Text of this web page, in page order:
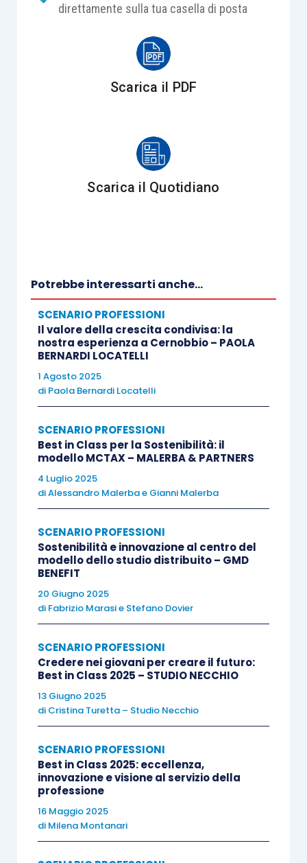
direttamente sulla tua casella di posta
Scarica il PDF
Scarica il Quotidiano
Potrebbe interessarti anche...
SCENARIO PROFESSIONI
Il valore della crescita condivisa: la
nostra esperienza a Cernobbio – PAOLA
BERNARDI LOCATELLI
1 Agosto 2025
di Paola Bernardi Locatelli
SCENARIO PROFESSIONI
Best in Class per la Sostenibilità: il
modello MCTAX – MALERBA & PARTNERS
4 Luglio 2025
diAlessandro Malerbae Gianni Malerba
SCENARIO PROFESSIONI
Sostenibilità e innovazione al centro del
modello dello studio distribuito – GMD
BENEFIT
20 Giugno 2025
di Fabrizio Marasie Stefano Dovier
SCENARIO PROFESSIONI
Credere nei giovani per creare il futuro:
Best in Class 2025 – STUDIO NECCHIO
13 Giugno 2025
di Cristina Turetta – Studio Necchio
SCENARIO PROFESSIONI
Best in Class 2025: eccellenza,
innovazione e visione al servizio della
professione
16 Maggio 2025
di Milena Montanari